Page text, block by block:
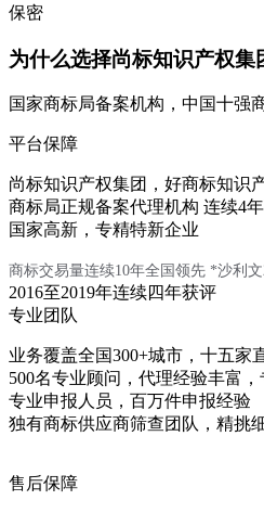
保密
为什么选择尚标知识产权集
国家商标局备案机构，中国十强
平台保障
尚标知识产权集团，好商标知识
商标局正规备案代理机构 连续4
国家高新，专精特新企业
商标交易量连续10年全国领先 *沙利文
2016至2019年连续四年获评
专业团队
业务覆盖全国300+城市，十五家
500名专业顾问，代理经验丰富
专业申报人员，百万件申报经验
独有商标供应商筛查团队，精挑
售后保障